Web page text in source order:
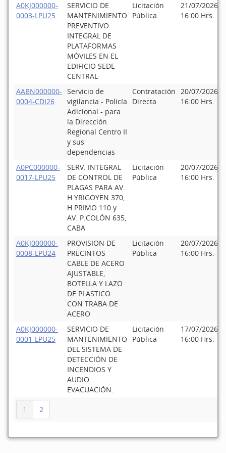
A0KJ000000-
0003-LPU25
SERVICIO DE
MANTENIMIENTO
PREVENTIVO
INTEGRAL DE
PLATAFORMAS
MÓVILES EN EL
EDIFICIO SEDE
CENTRAL
Licitación
Pública
21/07/2026
16:00 Hrs.
AABN000000-
0004-CDI26
Servicio de
vigilancia - Policía
Adicional - para
la Dirección
Regional Centro II
y sus
dependencias
Contratación
Directa
20/07/2026
16:00 Hrs.
A0PC000000-
0017-LPU25
SERV. INTEGRAL
DE CONTROL DE
PLAGAS PARA AV.
H.YRIGOYEN 370,
H.PRIMO 110 y
AV. P.COLÓN 635,
CABA
Licitación
Pública
20/07/2026
16:00 Hrs.
A0KJ000000-
0008-LPU24
PROVISION DE
PRECINTOS
CABLE DE ACERO
AJUSTABLE,
BOTELLA Y LAZO
DE PLASTICO
CON TRABA DE
ACERO
Licitación
Pública
20/07/2026
16:00 Hrs.
A0KJ000000-
0001-LPU25
SERVICIO DE
MANTENIMIENTO
DEL SISTEMA DE
DETECCIÓN DE
INCENDIOS Y
AUDIO
EVACUACIÓN.
Licitación
Pública
17/07/2026
16:00 Hrs.
1 2